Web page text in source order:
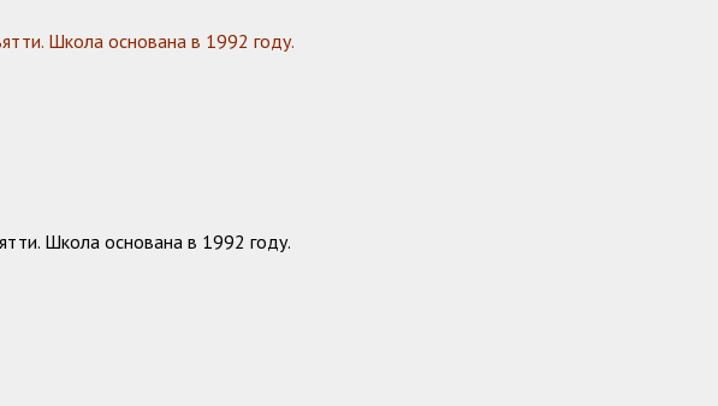
Школа основана в 1992 году.
Школа основана в 1992 году.